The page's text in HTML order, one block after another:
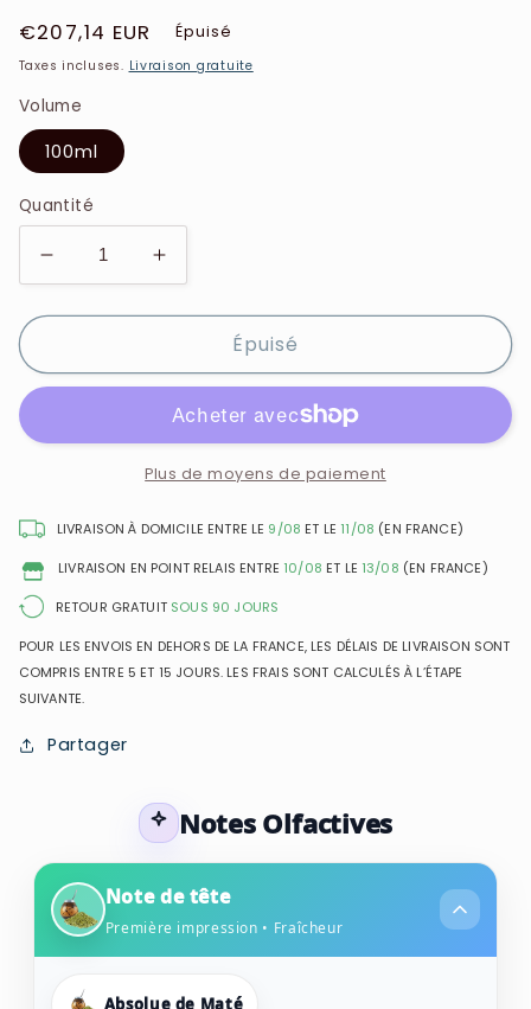
Prix
habituel
€207,14 EUR Épuisé
Taxes incluses. Livraison gratuite
Volume
100ml
Quantité
Réduire
la
quantité
Versace
-
de
Eau
Parfum
Mixte
Augmenter
la
quantité
Versace
Fleur
de
Maté
Eau
Parfum
Mixte
Épuisé
Plus de moyens de paiement
LIVRAISON À DOMICILE ENTRE LE 9/08 ET LE 11/08 (EN FRANCE)
LIVRAISON EN POINT RELAIS ENTRE 10/08 ET LE 13/08 (EN FRANCE)
RETOUR GRATUIT SOUS 90 JOURS
POUR LES ENVOIS EN DEHORS DE LA FRANCE, LES DÉLAIS DE LIVRAISON SONT
COMPRIS ENTRE 5 ET 15 JOURS. LES FRAIS SONT CALCULÉS À L’ÉTAPE
SUIVANTE.
Partager
Notes Olfactives
Note de tête
Première impression • Fraîcheur
Absolue de Maté